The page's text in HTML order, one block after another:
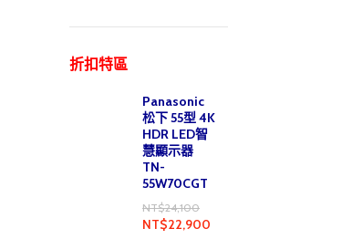
折扣特區
Panasonic
松下 55型 4K
HDR LED智
慧顯示器
TN-
55W70CGT
NT$24,100
NT$22,900